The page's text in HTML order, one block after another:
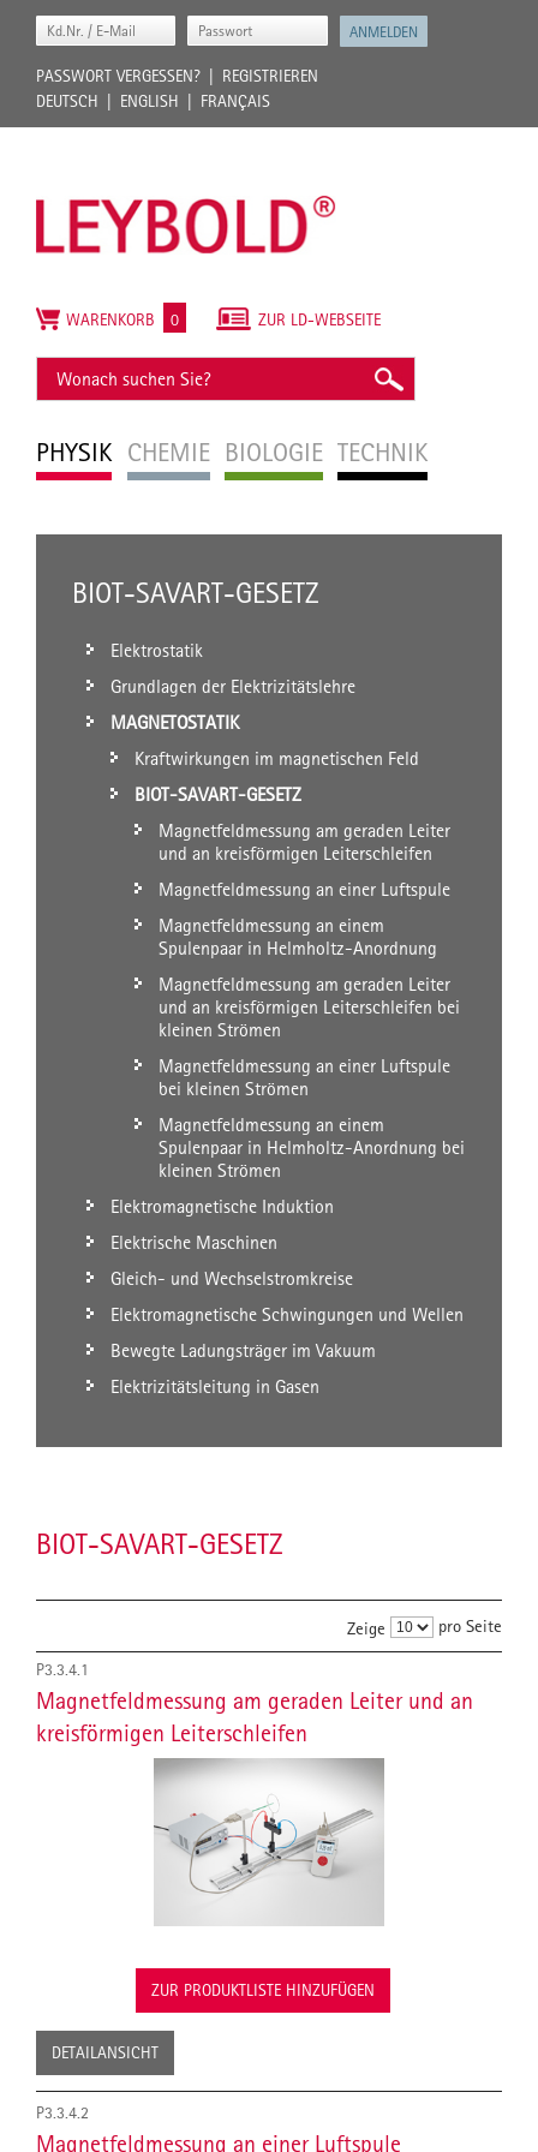
PASSWORT VERGESSEN?
REGISTRIEREN
DEUTSCH
ENGLISH FRANÇAIS
PHYSIK CHEMIE BIOLOGIE TECHNIK
ZUR LD-WEBSEITE
WARENKORB 0
BIOT-SAVART-GESETZ
Elektrostatik
Grundlagen der Elektrizitätslehre
MAGNETOSTATIK
Kraftwirkungen im magnetischen Feld
BIOT-SAVART-GESETZ
Magnetfeldmessung am geraden Leiter
und an kreisförmigen Leiterschleifen
Magnetfeldmessung an einer Luftspule
Magnetfeldmessung an einem
Spulenpaar in Helmholtz-Anordnung
Magnetfeldmessung am geraden Leiter
und an kreisförmigen Leiterschleifen bei
kleinen Strömen
Magnetfeldmessung an einer Luftspule
bei kleinen Strömen
Magnetfeldmessung an einem
Spulenpaar in Helmholtz-Anordnung bei
kleinen Strömen
Elektromagnetische Induktion
Elektrische Maschinen
Gleich- und Wechselstromkreise
Elektromagnetische Schwingungen und Wellen
Bewegte Ladungsträger im Vakuum
Elektrizitätsleitung in Gasen
BIOT-SAVART-GESETZ
Zeige pro Seite
P3.3.4.1
Magnetfeldmessung am geraden Leiter und an
kreisförmigen Leiterschleifen
ZUR PRODUKTLISTE HINZUFÜGEN
DETAILANSICHT
P3.3.4.2
Magnetfeldmessung an einer Luftspule